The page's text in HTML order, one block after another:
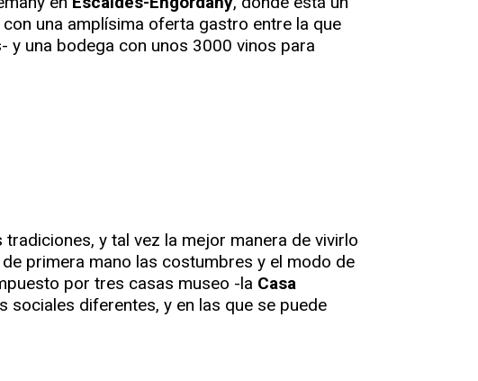
con una amplísima oferta gastro entre la que
y una bodega con unos 3000 vinos para
y tal vez la mejor manera de vivirlo
primera mano las costumbres y el modo de
por tres casas museo -la Casa
sociales diferentes, y en las que se puede